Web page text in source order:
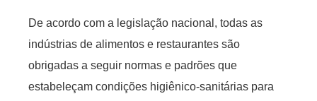
De acordo com a legislação nacional, todas as
indústrias de alimentos e restaurantes são
obrigadas a seguir normas e padrões que
estabeleçam condições higiênico-sanitárias para